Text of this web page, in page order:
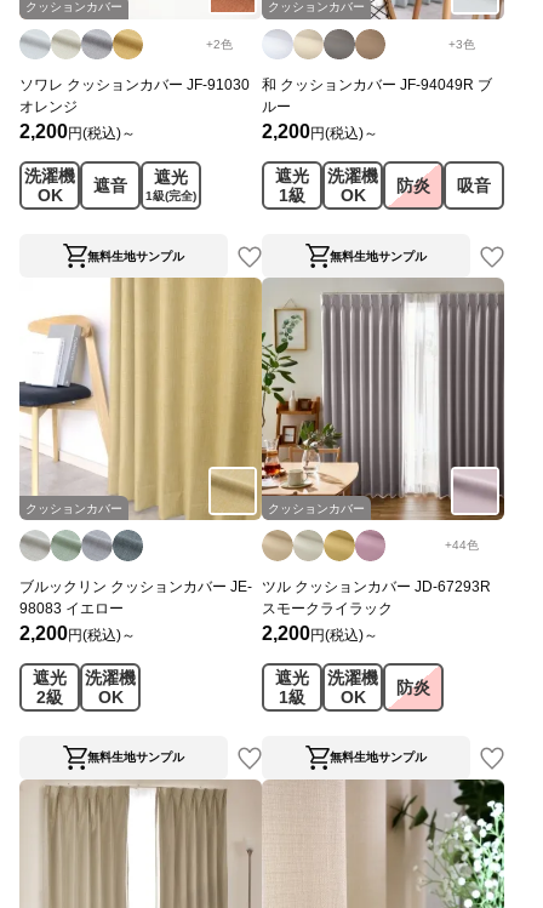
クッションカバー
+2色
ソワレ クッションカバー JF-91030
オレンジ
2,200円(税込)～
洗濯機
OK
遮音 遮光
1級(完全)
無料生地サンプル
クッションカバー
+3色
和 クッションカバー JF-94049R ブ
ルー
2,200円(税込)～
遮光
1級
洗濯機
OK
防炎 吸音
無料生地サンプル
クッションカバー
ブルックリン クッションカバー JE-
98083 イエロー
2,200円(税込)～
遮光
2級
洗濯機
OK
無料生地サンプル
クッションカバー
+44色
ツル クッションカバー JD-67293R
スモークライラック
2,200円(税込)～
遮光
1級
洗濯機
OK
防炎
無料生地サンプル